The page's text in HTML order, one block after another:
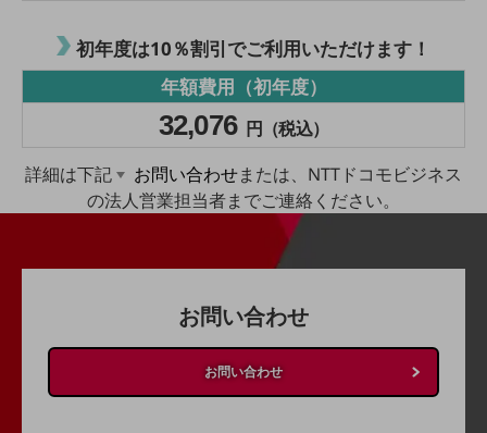
トレンド記事特集
IT用語集
サービス・ソリューション
中堅中小企業のビジネスをサポート！
お悩みから見つける
お悩みから見つけるTOP
リモート・ハイブリッドワーク
初年度は10％割引でご利用いただけます！
年額費用（初年度）
32,076 円（税込）
詳細は下記
お問い合わせまたは、NTTドコモビジネス
の法人営業担当者までご連絡ください。
お問い合わせ
お問い合わせ